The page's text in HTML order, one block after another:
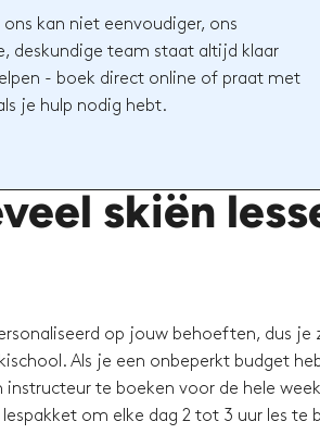
ons kan niet eenvoudiger, ons
deskundige team staat altijd klaar
- boek direct online of praat met
je hulp nodig hebt.
skiën
op jouw behoeften, dus
Als je een onbeperkt budget
instructeur te boeken voor de hele
om elke dag 2 tot 3 uur les